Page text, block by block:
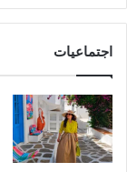
اجتماعيات